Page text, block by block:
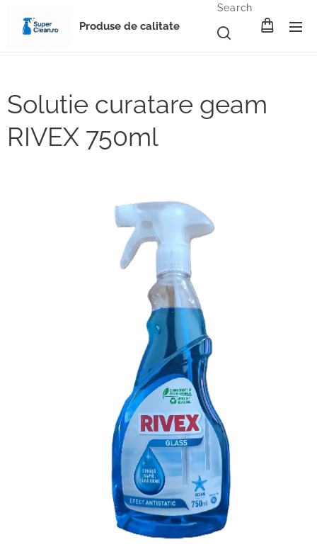
Produse de calitate
Search
Solutie curatare geam
RIVEX 750ml